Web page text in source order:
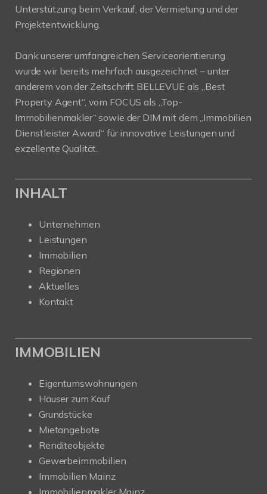
Unterstützung beim Verkauf, der Vermietung und der
Projektentwicklung.
Dank unserer umfangreichen Serviceorientierung
wurde wir bereits mehrfach ausgezeichnet – unter
anderem von der Zeitschrift BELLEVUE als „Best
Property Agent“, vom FOCUS als „Top-
Immobilienmakler“ sowie der DIM mit dem „Immobilien
Dienstleister Award“ für innovative Leistungen und
exzellente Qualität.
INHALT
Unternehmen
Leistungen
Immobilien
Regionen
Aktuelles
Kontakt
IMMOBILIEN
Eigentumswohnungen
Häuser zum Kauf
Grundstücke
Mietangebote
Renditeobjekte
Gewerbeimmobilien
Immobilien Mainz
Immobilienmakler Mainz